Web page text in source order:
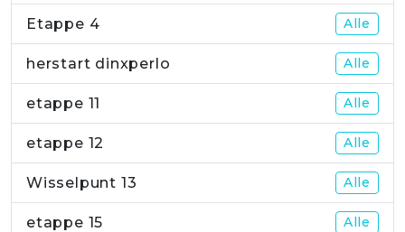
Etappe 4 Alle
herstart dinxperlo Alle
etappe 11 Alle
etappe 12 Alle
Wisselpunt 13 Alle
etappe 15 Alle